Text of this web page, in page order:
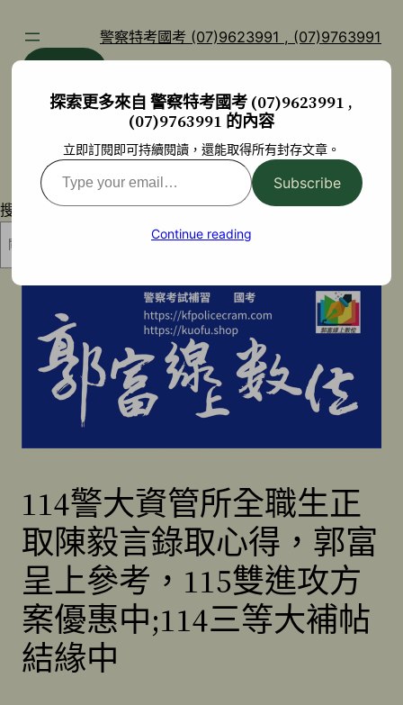
警察特考國考 (07)9623991 , (07)9763991
搜尋
114警大資管所全職生正
取陳毅言錄取心得，郭富
呈上參考，115雙進攻方
案優惠中;114三等大補帖
結緣中
探索更多來自 警察特考國考 (07)9623991 ,
(07)9763991 的內容
立即訂閱即可持續閱讀，還能取得所有封存文章。
Type
your
Subscribe
Continue reading